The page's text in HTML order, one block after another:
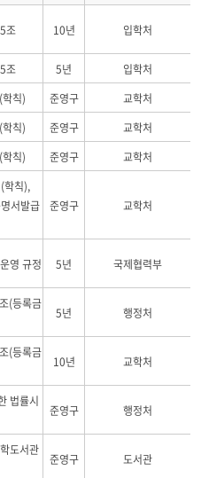
조 10년 입학처
조 5년
입학처
칙) 준영구
교학처
칙) 준영구
교학처
칙) 준영구 교학처
학칙),
서발급
준영구 교학처
영 규정 5년 국제협력부
(등록금
5년 행정처
(등록금
10년 교학처
법률시
준영구 행정처
도서관
준영구 도서관